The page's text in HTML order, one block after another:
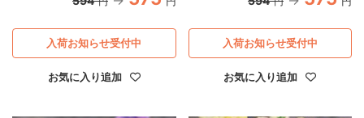
お気に入り追加
入荷お知らせ受付中
お気に入り追加
入荷お知らせ受付中